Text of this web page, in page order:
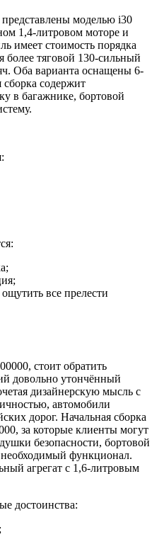
моделью i30
1,4-литровом моторе и
имеет стоимость порядка
тяговой 130-сильный
Оба варианта оснащены 6-
сборка содержит
в багажнике, бортовой
все прелести
стоит обратить
довольно утончённый
дизайнерскую мысль с
автомобили
дорог. Начальная сборка
за которые клиенты могут
безопасности, бортовой
функционал.
агрегат с 1,6-литровым
достоинства: